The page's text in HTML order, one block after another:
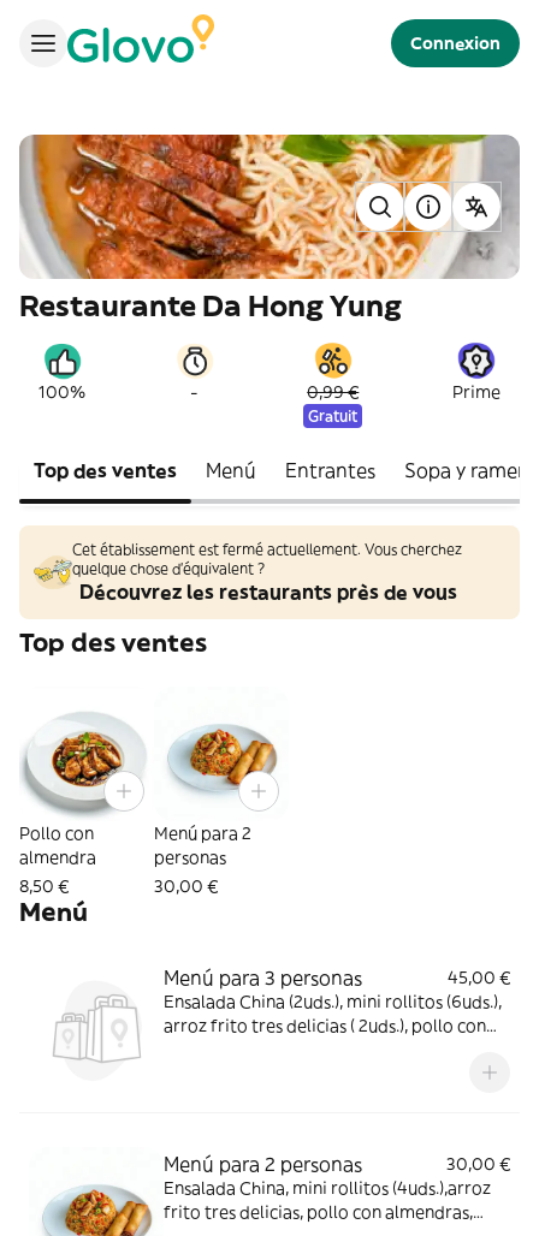
Connexion
Restaurante Da Hong Yung
100% - 0,99 €
Gratuit
Prime
Top des ventes Menú Entrantes Sopa y ramen
Cet établissement est fermé actuellement. Vous cherchez
quelque chose d'équivalent ?
Découvrez les restaurants près de vous
Top des ventes
Pollo con
almendra
8,50 €
Menú para 2
personas
30,00 €
Menú
Menú para 3 personas
45,00 €
Ensalada China (2uds.), mini rollitos (6uds.),
arroz frito tres delicias ( 2uds.), pollo con
Menú para 2 personas
30,00 €
Ensalada China, mini rollitos (4uds.),arroz
frito tres delicias, pollo con almendras,